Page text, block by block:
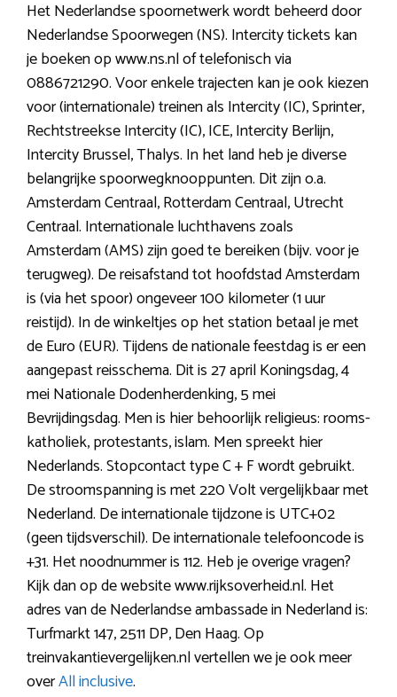
Het Nederlandse spoornetwerk wordt beheerd door
Nederlandse Spoorwegen (NS). Intercity tickets kan
je boeken op www.ns.nl of telefonisch via
0886721290. Voor enkele trajecten kan je ook kiezen
voor (internationale) treinen als Intercity (IC), Sprinter,
Rechtstreekse Intercity (IC), ICE, Intercity Berlijn,
Intercity Brussel, Thalys. In het land heb je diverse
belangrijke spoorwegknooppunten. Dit zijn o.a.
Amsterdam Centraal, Rotterdam Centraal, Utrecht
Centraal. Internationale luchthavens zoals
Amsterdam (AMS) zijn goed te bereiken (bijv. voor je
terugweg). De reisafstand tot hoofdstad Amsterdam
is (via het spoor) ongeveer 100 kilometer (1 uur
reistijd). In de winkeltjes op het station betaal je met
de Euro (EUR). Tijdens de nationale feestdag is er een
aangepast reisschema. Dit is 27 april Koningsdag, 4
mei Nationale Dodenherdenking, 5 mei
Bevrijdingsdag. Men is hier behoorlijk religieus: rooms-
katholiek, protestants, islam. Men spreekt hier
Nederlands. Stopcontact type C + F wordt gebruikt.
De stroomspanning is met 220 Volt vergelijkbaar met
Nederland. De internationale tijdzone is UTC+02
(geen tijdsverschil). De internationale telefooncode is
+31. Het noodnummer is 112. Heb je overige vragen?
Kijk dan op de website www.rijksoverheid.nl. Het
adres van de Nederlandse ambassade in Nederland is:
Turfmarkt 147, 2511 DP, Den Haag. Op
treinvakantievergelijken.nl vertellen we je ook meer
overAll inclusive.